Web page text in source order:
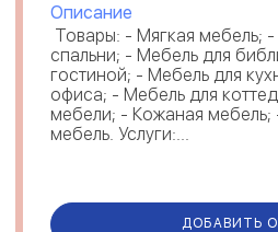
Описание
Товары: - Мягкая мебель;
спальни; - Мебель для
гостиной; - Мебель для
офиса; - Мебель для
мебели; - Кожаная мебель;
мебель. Услуги:...
ДОБАВИТЬ